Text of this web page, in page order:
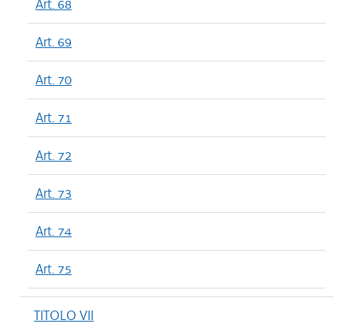
Art. 68
Art. 69
Art. 70
Art. 71
Art. 72
Art. 73
Art. 74
Art. 75
TITOLO VII